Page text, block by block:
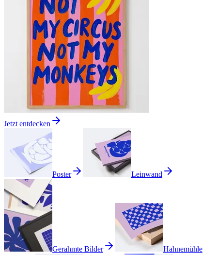
Jetzt entdecken
Poster Leinwand
Gerahmte Bilder Hahnemühle